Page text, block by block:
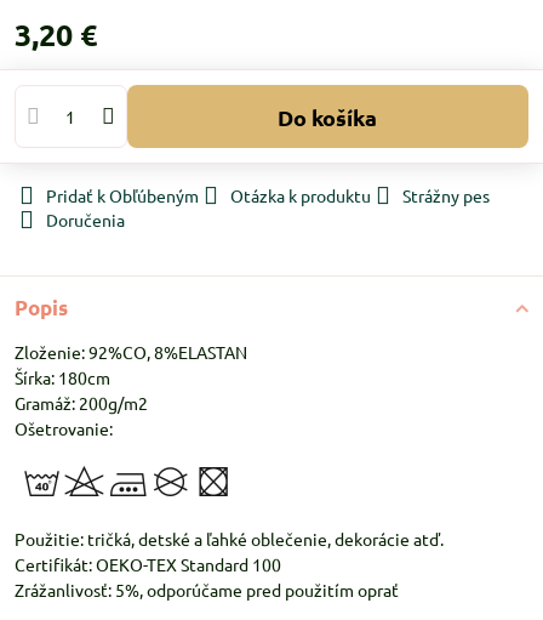
3,20 €
Do košíka
Pridať k Obľúbeným Otázka k produktu
Strážny pes
Doručenia
Popis
Zloženie: 92%CO, 8%ELASTAN
Šírka: 180cm
Gramáž: 200g/m2
Ošetrovanie:
Použitie: tričká, detské a ľahké oblečenie, dekorácie atď.
Certifikát: OEKO-TEX Standard 100
Zrážanlivosť: 5%, odporúčame pred použitím oprať